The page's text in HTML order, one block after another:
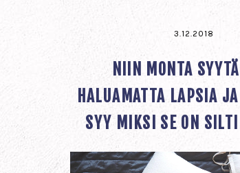
3.12.2018
NIIN MONTA
HALUAMATTA LAPSIA
SYY MIKSI SE ON